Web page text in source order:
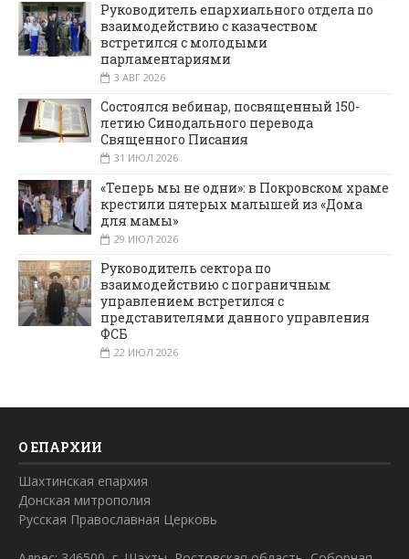
Руководитель епархиального отдела по
взаимодействию с казачеством
встретился с молодыми
парламентариями
3 АВГ 2026
Состоялся вебинар, посвященный 150-
летию Синодального перевода
Священного Писания
31 ИЮЛ 2026
«Теперь мы не одни»: в Покровском храме
крестили пятерых малышей из «Дома
для мамы»
29 ИЮЛ 2026
Руководитель сектора по
взаимодействию с пограничным
управлением встретился с
представителями данного управления
ФСБ
22 ИЮЛ 2026
О ЕПАРХИИ
Шахтинская епархия
Донская митрополия
Русская Православная Церковь